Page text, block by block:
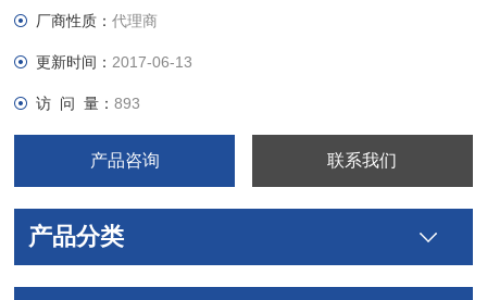
厂商性质：代理商
更新时间： 2017-06-13
访 问 量：893
产品咨询 联系我们
产品分类